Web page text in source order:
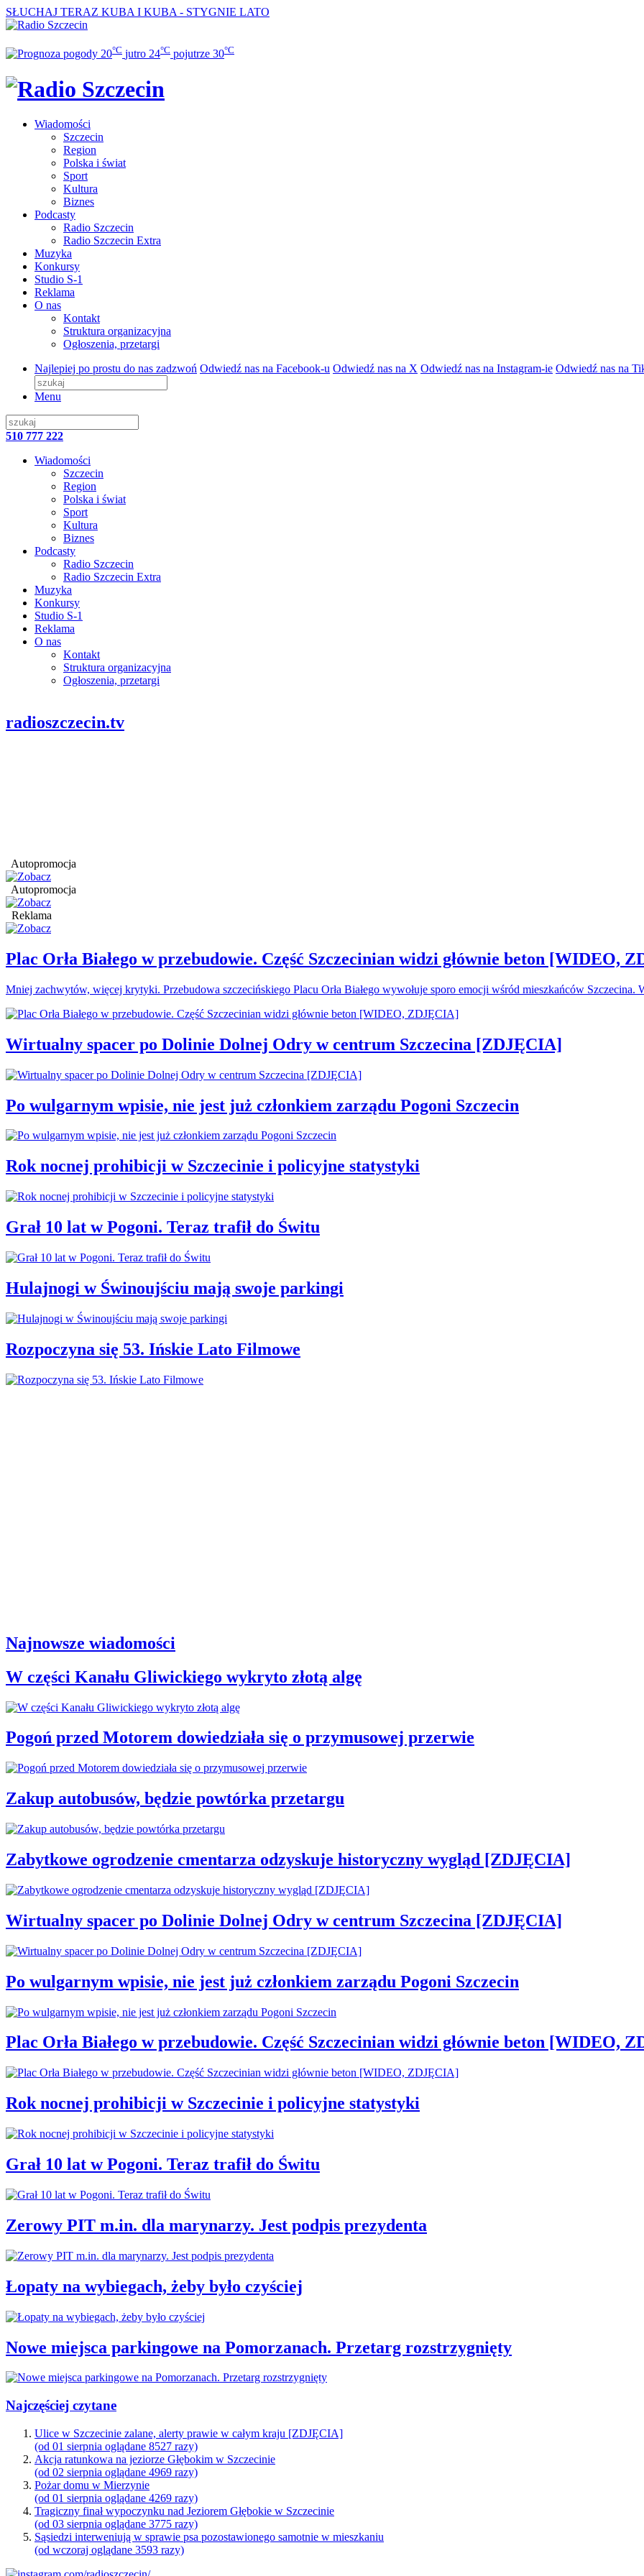
SŁUCHAJ TERAZ KUBA I KUBA - STYGNIE LATO
20°C jutro 24°C pojutrze 30°C
Wiadomości
Szczecin
Region
Polska i świat
Sport
Kultura
Biznes
Podcasty
Radio Szczecin
Radio Szczecin Extra
Muzyka
Konkursy
Studio S-1
Reklama
O nas
Kontakt
Struktura organizacyjna
Ogłoszenia, przetargi
Najlepiej po prostu do nas zadzwoń Odwiedź nas na Facebook-u Odwiedź nas na X Odwiedź nas na Instagram-ie Odwiedź nas na
Menu
510 777 222
Wiadomości
Szczecin
Region
Polska i świat
Sport
Kultura
Biznes
Podcasty
Radio Szczecin
Radio Szczecin Extra
Muzyka
Konkursy
Studio S-1
Reklama
O nas
Kontakt
Struktura organizacyjna
Ogłoszenia, przetargi
radioszczecin.tv
Autopromocja
Autopromocja
Reklama
Plac Orła Białego w przebudowie. Część Szczecinian widzi głównie beton [WIDEO,
Mniej zachwytów, więcej krytyki. Przebudowa szczecińskiego Placu Orła Białego wywołuje sporo emocji wśród mieszkańców Szczecina.
Wirtualny spacer po Dolinie Dolnej Odry w centrum Szczecina [ZDJĘCIA]
Po wulgarnym wpisie, nie jest już członkiem zarządu Pogoni Szczecin
Rok nocnej prohibicji w Szczecinie i policyjne statystyki
Grał 10 lat w Pogoni. Teraz trafił do Świtu
Hulajnogi w Świnoujściu mają swoje parkingi
Rozpoczyna się 53. Ińskie Lato Filmowe
Najnowsze wiadomości
W części Kanału Gliwickiego wykryto złotą algę
Pogoń przed Motorem dowiedziała się o przymusowej przerwie
Zakup autobusów, będzie powtórka przetargu
Zabytkowe ogrodzenie cmentarza odzyskuje historyczny wygląd [ZDJĘCIA]
Wirtualny spacer po Dolinie Dolnej Odry w centrum Szczecina [ZDJĘCIA]
Po wulgarnym wpisie, nie jest już członkiem zarządu Pogoni Szczecin
Plac Orła Białego w przebudowie. Część Szczecinian widzi głównie beton [WIDEO,
Rok nocnej prohibicji w Szczecinie i policyjne statystyki
Grał 10 lat w Pogoni. Teraz trafił do Świtu
Zerowy PIT m.in. dla marynarzy. Jest podpis prezydenta
Łopaty na wybiegach, żeby było czyściej
Nowe miejsca parkingowe na Pomorzanach. Przetarg rozstrzygnięty
Najczęściej czytane
Ulice w Szczecinie zalane, alerty prawie w całym kraju [ZDJĘCIA]
(od 01 sierpnia oglądane 8527 razy)
Akcja ratunkowa na jeziorze Głębokim w Szczecinie
(od 02 sierpnia oglądane 4969 razy)
Pożar domu w Mierzynie
(od 01 sierpnia oglądane 4269 razy)
Tragiczny finał wypoczynku nad Jeziorem Głębokie w Szczecinie
(od 03 sierpnia oglądane 3775 razy)
Sąsiedzi interweniują w sprawie psa pozostawionego samotnie w mieszkaniu
(od wczoraj oglądane 3593 razy)